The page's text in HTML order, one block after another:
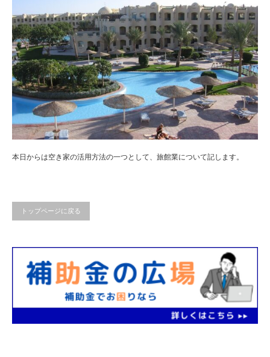
本日からは空き家の活用方法の一つとして、旅館業について記します。
トップページに戻る